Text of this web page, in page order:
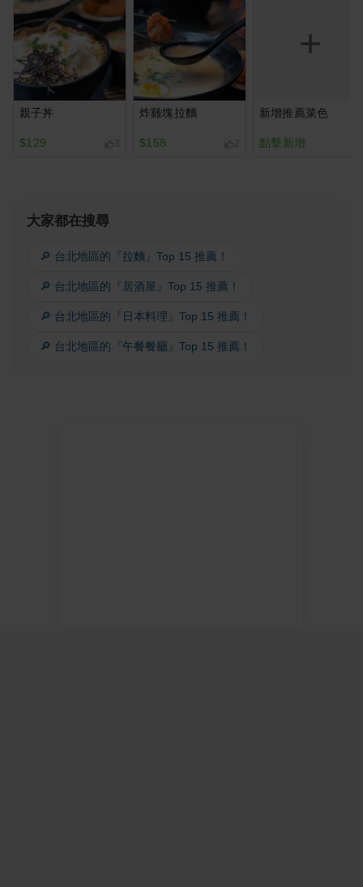
親子丼
$129 3
炸雞塊拉麵
$158 2
新增推薦菜色
點擊新增
大家都在搜尋
🔎 台北地區的『拉麵』Top 15 推薦！
🔎 台北地區的『居酒屋』Top 15 推薦！
🔎 台北地區的『日本料理』Top 15 推薦！
🔎 台北地區的『午餐餐廳』Top 15 推薦！